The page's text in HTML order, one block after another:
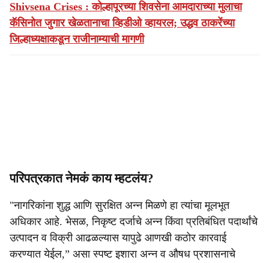
Shivsena Crises : कोल्हापूरच्या शिवसेना आमदाराच्या मुलाचा
कॅसिनोत जुगार खेळतानाचा व्हिडीओ व्हायरल; उद्धव ठाकरेंच्या
जिल्हाध्यक्षाकडून राजीनाम्याची मागणी
परिपत्रकात नेमकं काय म्हटलंय?
"नागरिकांना शुद्ध आणि सुरक्षित अन्न मिळणे हा त्यांचा मूलभूत
अधिकार आहे. भेसळ, निकृष्ट दर्जाचे अन्न किंवा प्रतिबंधित पदार्थांचे
उत्पादन व विक्री आढळल्यास यापुढे आणखी कठोर कारवाई
करण्यात येईल,” असा स्पष्ट इशारा अन्न व औषध प्रशासनाचे